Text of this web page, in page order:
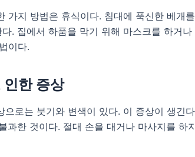
가지 방법은 휴식이다. 침대에 푹신한 베개
. 집에서 하품을 막기 위해 마스크를 하거
이다.
인한 증상
으로는 붓기와 변색이 있다. 이 증상이 생긴
과한 것이다. 절대 손을 대거나 마사지를 하